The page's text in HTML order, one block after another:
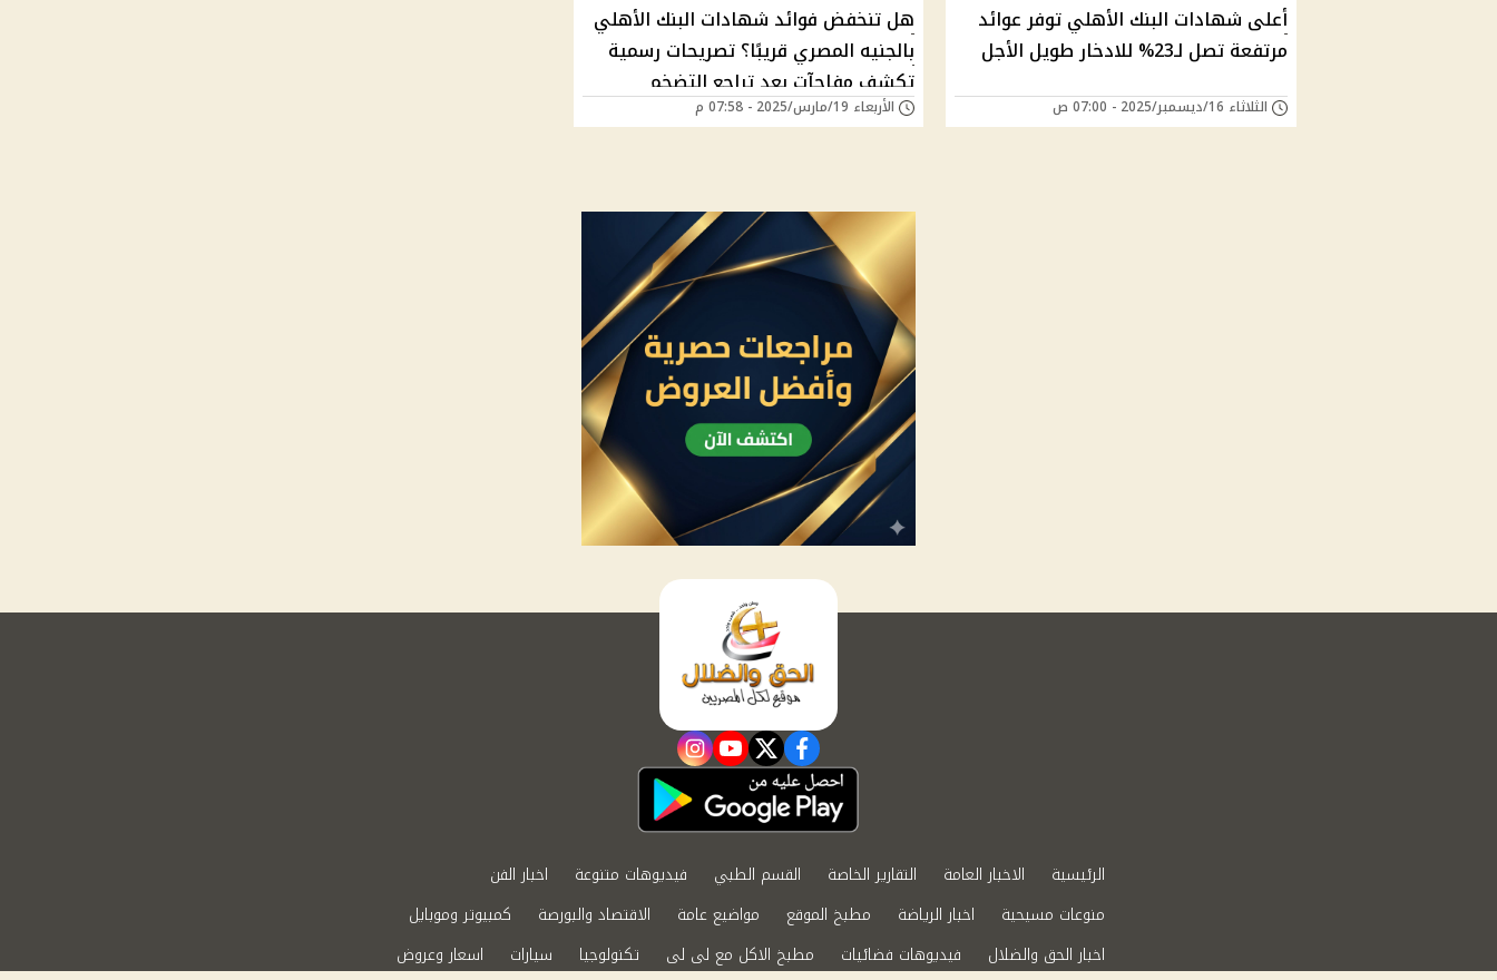
أعلى شهادات البنك الأهلي توفر عوائد
مرتفعة تصل لـ23% للادخار طويل الأجل
الثلاثاء 16/ديسمبر/2025 - 07:00 ص
هل تنخفض فوائد شهادات البنك الأهلي
بالجنيه المصري قريبًا؟ تصريحات رسمية
تكشف مفاجآت بعد تراجع التضخم
الأربعاء 19/مارس/2025 - 07:58 م
facebook
twitter
youtube
instagram
الرئيسية الاخبار العامة التقارير الخاصة القسم الطبي فيديوهات متنوعة
اخبار الفن
منوعات مسيحية
اخبار الرياضة مطبخ الموقع مواضيع عامة الاقتصاد والبورصة
كمبيوتر وموبايل
اخبار الحق والضلال
فيديوهات فضائيات مطبخ الاكل مع لى لى تكنولوجيا سيارات اسعار وعروض